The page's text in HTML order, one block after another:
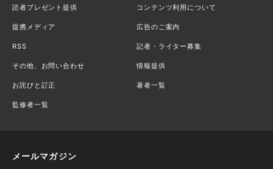
読者プレゼント提供 コンテンツ利用について
提携メディア 広告のご案内
RSS 記者・ライター募集
その他、お問い合わせ 情報提供
お詫びと訂正 著者一覧
監修者一覧
メールマガジン